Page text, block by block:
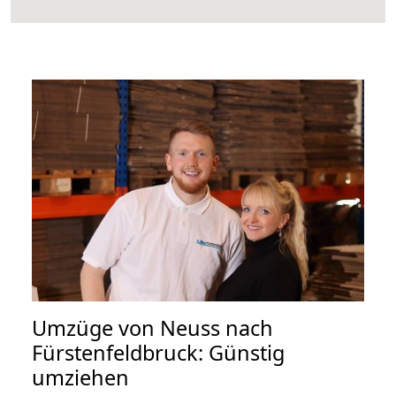
Umzüge von Neuss nach
Fürstenfeldbruck: Günstig
umziehen